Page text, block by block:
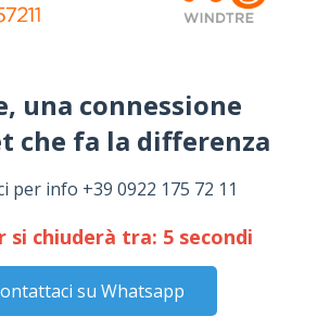
una connessione
che fa la differenza​
per info +39 0922 175 72 11
si chiuderà tra: 4 secondi
su Whatsapp
minaccia la nipote con una
arrestato 69enne
della Stazione di Cattolica Eraclea, con
SETTIMANA